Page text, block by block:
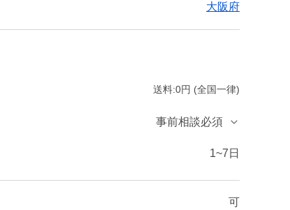
大阪府
送料:0円 (全国一律)
事前相談必須
1~7日
可